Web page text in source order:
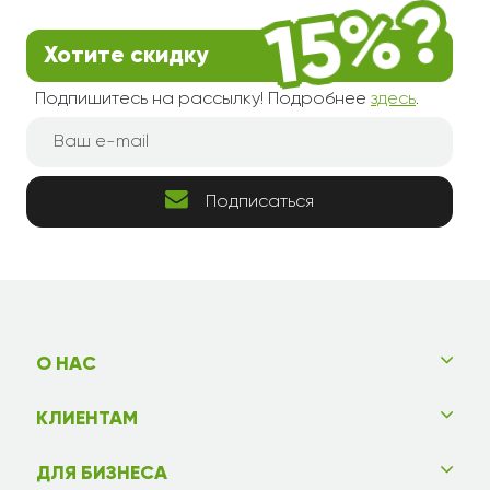
Хотите скидку
Подпишитесь на рассылку! Подробнее здесь.
Подписаться
О НАС
КЛИЕНТАМ
ДЛЯ БИЗНЕСА